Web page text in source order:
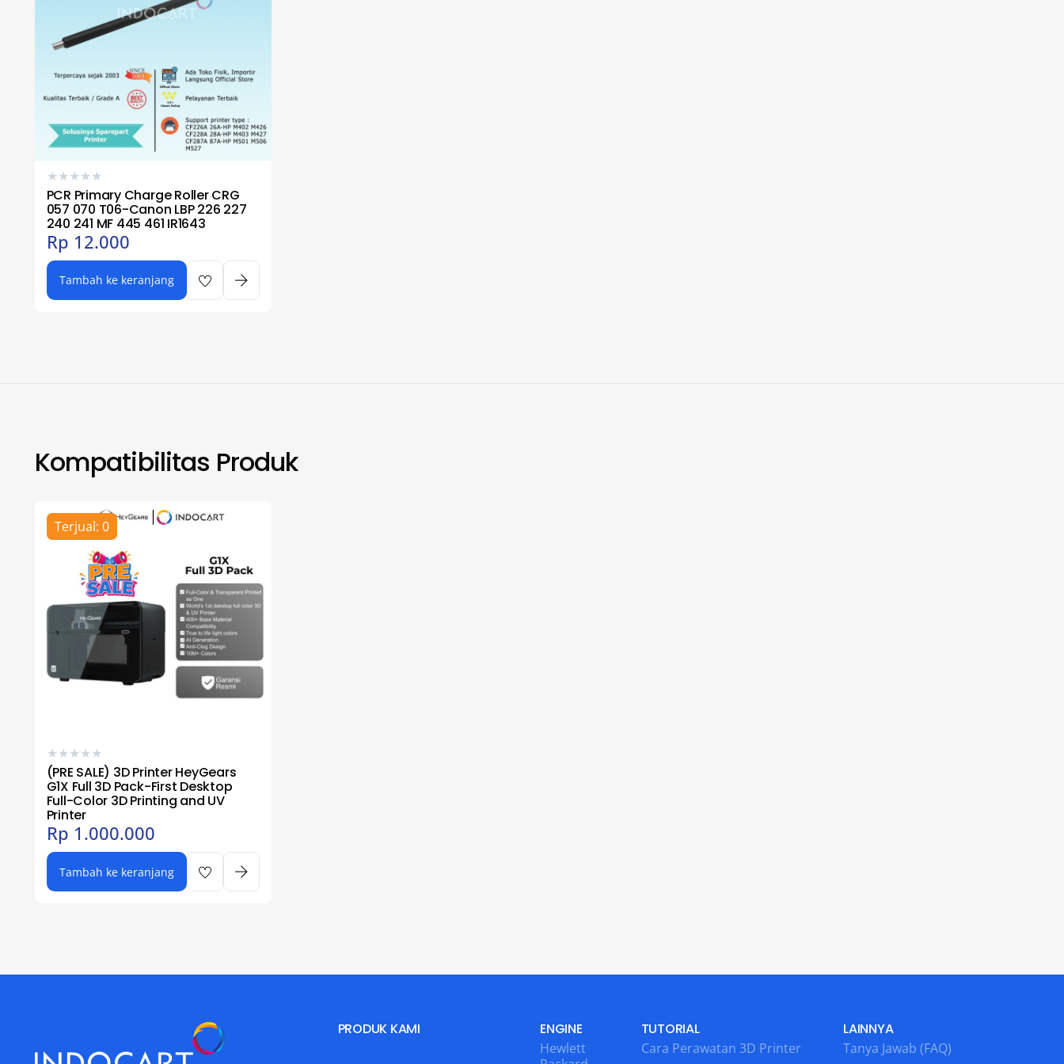
★★★★★
PCR Primary Charge Roller CRG
057 070 T06-Canon LBP 226 227
240 241 MF 445 461 IR1643
Rp 12.000
Tambah ke keranjang
Kompatibilitas Produk
Terjual: 0
★★★★★
(PRE SALE) 3D Printer HeyGears
G1X Full 3D Pack-First Desktop
Full-Color 3D Printing and UV
Printer
Rp 1.000.000
Tambah ke keranjang
PRODUK KAMI ENGINE
Hewlett
TUTORIAL
Cara Perawatan 3D Printer
LAINNYA
Tanya Jawab (FAQ)